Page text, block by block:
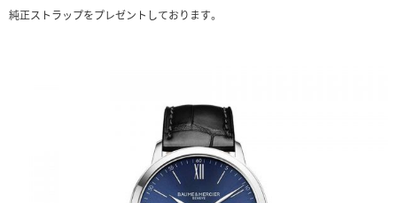
純正ストラップをプレゼントしております。